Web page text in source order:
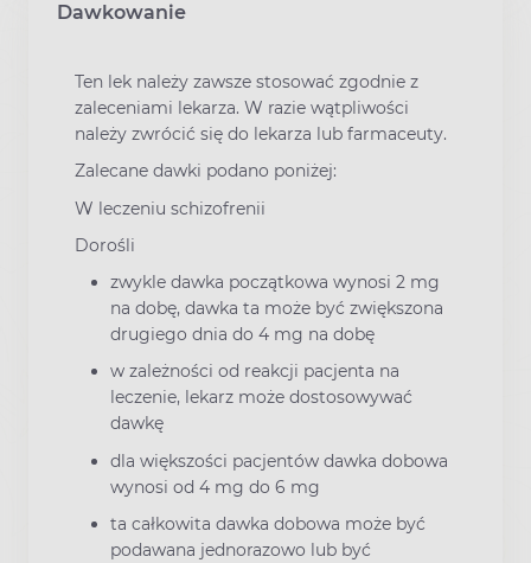
Dawkowanie
Ten lek należy zawsze stosować zgodnie z
zaleceniami lekarza. W razie wątpliwości
należy zwrócić się do lekarza lub farmaceuty.
Zalecane dawki podano poniżej:
W leczeniu schizofrenii
Dorośli
zwykle dawka początkowa wynosi 2 mg
na dobę, dawka ta może być zwiększona
drugiego dnia do 4 mg na dobę
w zależności od reakcji pacjenta na
leczenie, lekarz może dostosowywać
dawkę
dla większości pacjentów dawka dobowa
wynosi od 4 mg do 6 mg
ta całkowita dawka dobowa może być
podawana jednorazowo lub być